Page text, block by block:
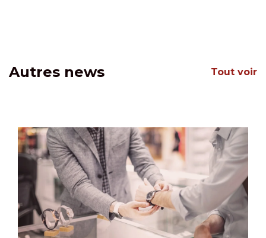
Autres news Tout voir